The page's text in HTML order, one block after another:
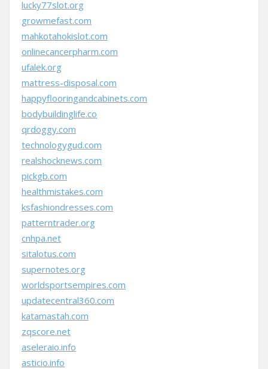
lucky77slot.org
growmefast.com
mahkotahokislot.com
onlinecancerpharm.com
ufalek.org
mattress-disposal.com
happyflooringandcabinets.com
bodybuildinglife.co
qrdoggy.com
technologygud.com
realshocknews.com
pickgb.com
healthmistakes.com
ksfashiondresses.com
patterntrader.org
cnhpa.net
sitalotus.com
supernotes.org
worldsportsempires.com
updatecentral360.com
katamastah.com
zqscore.net
aseleraio.info
asticio.info